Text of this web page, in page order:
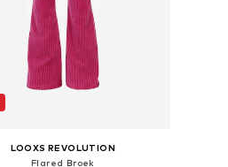
LOOXS REVOLUTION
Flared Broek